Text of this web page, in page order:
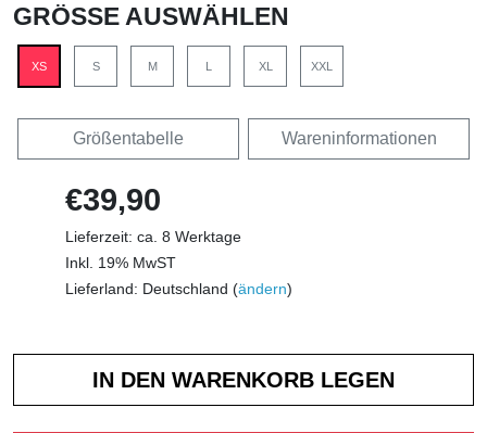
GRÖSSE AUSWÄHLEN
XS S M L XL XXL
Größentabelle Wareninformationen
€39,90
Lieferzeit: ca. 8 Werktage
Inkl. 19% MwST
Lieferland: Deutschland (ändern)